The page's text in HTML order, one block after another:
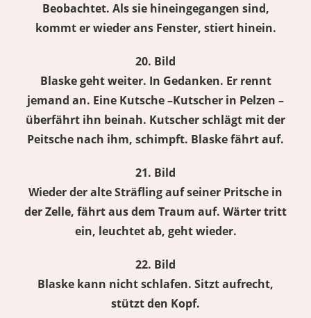
Beobachtet. Als sie hineingegangen sind,
kommt er wieder ans Fenster, stiert hinein.
20. Bild
Blaske geht weiter. In Gedanken. Er rennt
jemand an. Eine Kutsche –Kutscher in Pelzen –
überfährt ihn beinah. Kutscher schlägt mit der
Peitsche nach ihm, schimpft. Blaske fährt auf.
21. Bild
Wieder der alte Sträfling auf seiner Pritsche in
der Zelle, fährt aus dem Traum auf. Wärter tritt
ein, leuchtet ab, geht wieder.
22. Bild
Blaske kann nicht schlafen. Sitzt aufrecht,
stützt den Kopf.